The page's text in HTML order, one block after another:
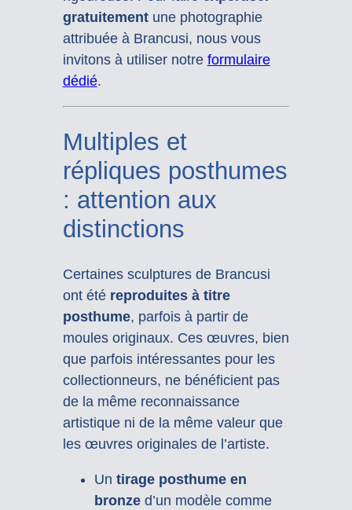
gratuitementune photographie
attribuée à Brancusi, nous vous
invitons à utiliser notre formulaire
dédié.
Multiples et
répliques posthumes
: attention aux
distinctions
Certaines sculptures de Brancusi
ont été reproduites à titre
posthume, parfois à partir de
moules originaux. Ces œuvres, bien
que parfois intéressantes pour les
collectionneurs, ne bénéficient pas
de la même reconnaissance
artistique ni de la même valeur que
les œuvres originales de l’artiste.
Un tirage posthume en
bronzed’un modèle comme